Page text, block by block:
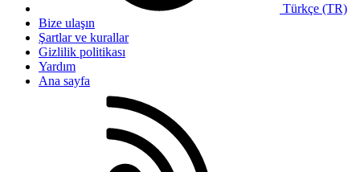
Türkçe (TR)
Bize ulaşın
Şartlar ve kurallar
Gizlilik politikası
Yardım
Ana sayfa